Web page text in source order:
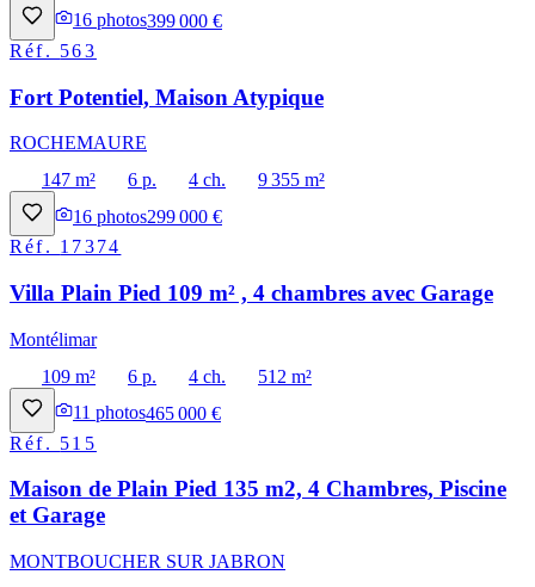
16 photos399 000 €
Réf. 563
Fort Potentiel, Maison Atypique
ROCHEMAURE
147 m²
6 p. 4 ch.
9 355 m²
16 photos299 000 €
Réf. 17374
Villa Plain Pied 109 m² , 4 chambres avec Garage
Montélimar
109 m²
6 p. 4 ch.
512 m²
11 photos465 000 €
Réf. 515
Maison de Plain Pied 135 m2, 4 Chambres, Piscine
et Garage
MONTBOUCHER SUR JABRON